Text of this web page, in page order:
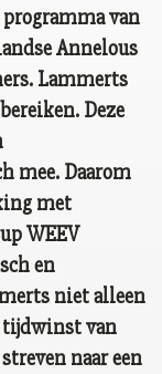
van
Annelous
Lammerts
Deze
mee. Daarom
met
WEEV
en
niet alleen
tijdwinst van
naar een